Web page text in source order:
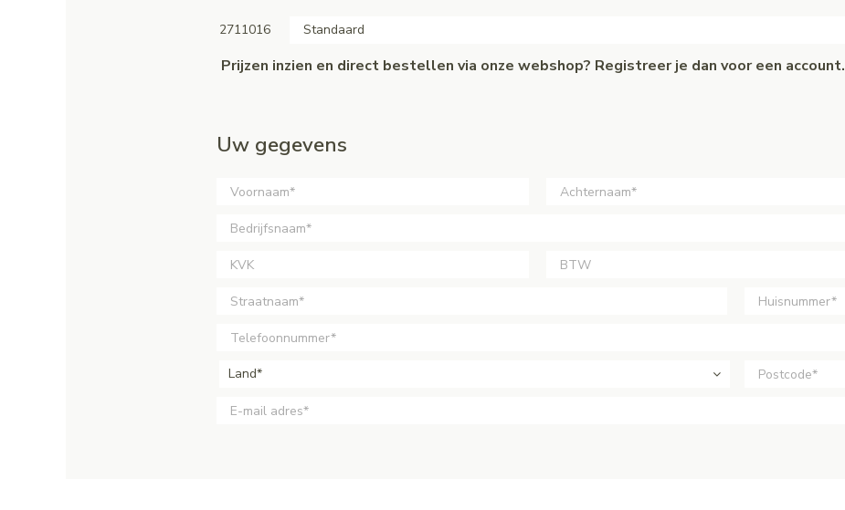
2711016 Standaard
Prijzen inzien en direct bestellen via onze webshop? Registreer je dan voor een account.
Uw gegevens
Land*